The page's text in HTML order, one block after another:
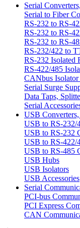
Serial
Serial to Fiber
RS-232 to RS-
RS-232 to RS-
RS-232 to RS-
RS-232/422 to
RS-232 Isolated
RS-422/485
CANbus
Serial Surge
Data Taps,
Serial
USB
USB to RS-232/
USB to RS-232
USB to RS-422/
USB to RS-485
USB Hubs
USB Isolators
USB Accessories
Serial
PCI-bus
PCI Express
CAN